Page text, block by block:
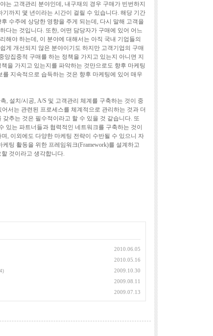
는 고객관리 분야인데, 내구재의 경우 구매가 빈번하지
까지 몇 년이라는 시간이 걸릴 수 있습니다. 해당 기간
수주에 상당한 영향을 주게 되는데, 다시 말해 고객을
다는 것입니다. 또한, 어떤 담당자가 구매에 있어 어느
해야 하는데, 이 분야에 대해서는 아직 국내 기업들의
게 개선되지 않은 분야이기도 하지만 고객기업의 구매
앙집중적 구매를 하는 정책을 가지고 있는지 아니면 지
을 가지고 있는지를 파악하는 것만으로도 향후 마케팅
지속적으로 습득하는 것은 향후 마케팅에 있어 매우
, 설치/시공, A/S 및 고객관리 체계를 구축하는 것이 중
서는 관련된 프로세스를 체계적으로 관리하는 것과 더
추는 것은 필수적이라고 할 수 있을 것 같습니다. 또
있는 파트너들과 협력적인 네트워크를 구축하는 것이
, 이외에도 다양한 마케팅 전략이 수반될 수 있으니 자
팅 활동을 위한 프레임워크(Framework)를 설계하고
것이라고 생각합니다.
2010.06.05
2010.05.16
2009.10.30
2009.08.11
2009.07.13